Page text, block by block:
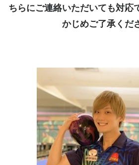
ちらにご連絡いただいても対応
かじめご了承くだ